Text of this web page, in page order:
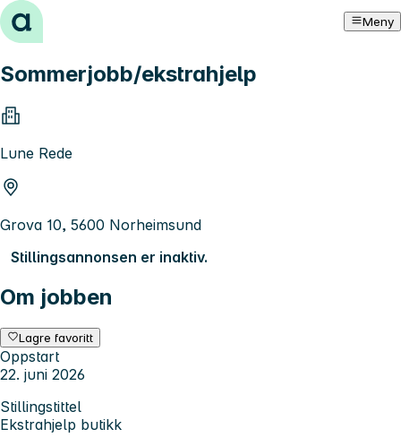
Hopp til innhold Meny
Sommerjobb/ekstrahjelp
Lune Rede
Grova 10, 5600 Norheimsund
Stillingsannonsen er inaktiv.
Om jobben
Lagre favoritt
Oppstart
22. juni 2026
Stillingstittel
Ekstrahjelp butikk